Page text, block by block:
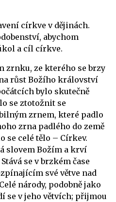
církve v dějinách.
abychom
a cíl církve.
zrnku, ze kterého se brzy
růst Božího království
bylo skutečně
se ztotožnit se
zrnem, které padlo
zrna padlého do země
se celé tělo – Církev.
slovem Božím a krví
se v brzkém čase
své větve nad
národy, podobně jako
se v jeho větvích; přijmou